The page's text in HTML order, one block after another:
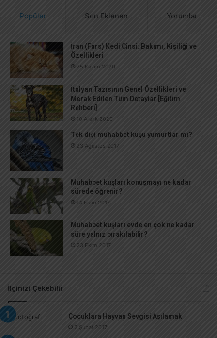
Popüler Son Eklenen Yorumlar
İran (Fars) Kedi Cinsi: Bakımı, Kişiliği ve
Özellikleri
25 Kasım 2020
İtalyan Tazısının Genel Özellikleri ve
Merak Edilen Tüm Detaylar [Eğitim
Rehberi]
10 Aralık 2020
Tek dişi muhabbet kuşu yumurtlar mı?
23 Ağustos 2017
Muhabbet kuşları konuşmayı ne kadar
sürede öğrenir?
14 Ekim 2017
Muhabbet kuşları evde en çok ne kadar
süre yalnız bırakılabilir?
23 Ekim 2017
İlginizi Çekebilir
Çocuklara Hayvan Sevgisi Aşılamak
2 Şubat 2017